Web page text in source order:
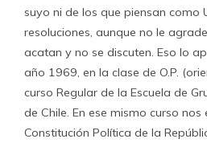
suyo ni de los que piensan como
resoluciones, aunque no le
acatan y no se discuten. Eso lo
año 1969, en la clase de O.P.
curso Regular de la Escuela de
de Chile. En ese mismo curso nos
Constitución Política de la